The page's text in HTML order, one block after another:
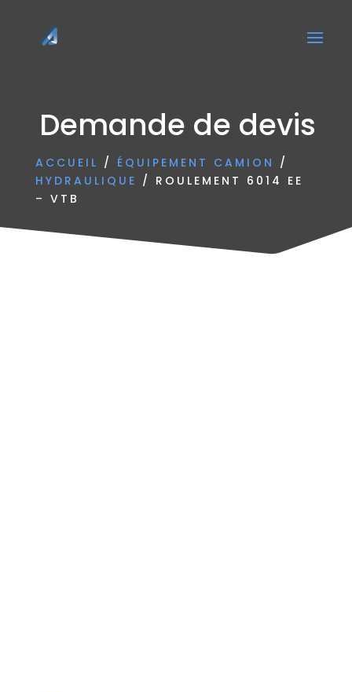
Demande de devis
ACCUEIL / ÉQUIPEMENT CAMION /
HYDRAULIQUE / ROULEMENT 6014 EE
– VTB